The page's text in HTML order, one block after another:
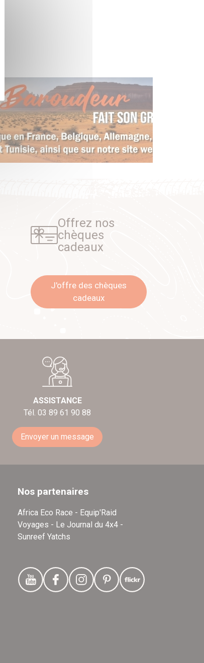
Offrez nos
chèques
cadeaux
J'offre des chèques
cadeaux
ASSISTANCE
Tél. 03 89 61 90 88
Envoyer un message
Nos partenaires
Africa Eco Race - Equip'Raid
Voyages - Le Journal du 4x4 -
Sunreef Yatchs